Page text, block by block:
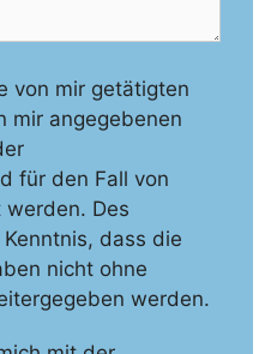
von mir getätigten
mir angegebenen
für den Fall von
werden. Des
dass die
nicht ohne
werden.